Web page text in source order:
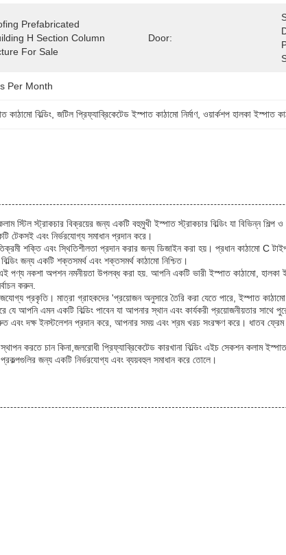
Prefabricated
H Section Column
For Sale
Door:
Per Month
কাঠামো বিল্ডিং , জটিল প্রিফ্যাব্রিকেটেড ইস্পাত কাঠামো নির্মাণ, ওয়ার্কশপ হালকা ইস্পাত
স্টিল স্ট্রাকচার বিক্রয়ের জন্য একটি বহুমুখী ইস্পাত স্ট্রাকচার বিল্ডিং যা বিভিন্ন
টেকসই এবং নির্ভরযোগ্য সমাধান প্রদান করে।
শক্তি এবং স্থিতিশীলতা প্রদান করার জন্য ডিজাইন করা হয়। প্রধান কাঠামো C
জন্য একটি শক্তসমর্থ এবং শক্তসমর্থ কাঠামো নিশ্চিত।
পণ্য নকশা অপশন নমনীয়তা উপলব্ধ করা হয়. আপনি একটি ভারী ইস্পাত কাঠামো, হালকা
করুন.
প্রকৃতি। মাত্রা গ্রাহকদের 'প্রয়োজন অনুসারে তৈরি করা যেতে পারে, ইস্পাত
যে আপনি এমন একটি বিল্ডিং পাবেন যা আপনার স্থান এবং কার্যকরী প্রয়োজনীয়তার সাথে
এবং দক্ষ ইনস্টলেশন প্রদান করে, আপনার সময় এবং শ্রম খরচ সংরক্ষণ করে। ধাতব ফ্রেম
করতে চান কিনা,জলরোধী প্রিফ্যাব্রিকেটেড কারখানা বিল্ডিং এইচ সেকশন কলাম
প্রকল্পগুলির জন্য একটি নির্ভরযোগ্য এবং ব্যয়বহুল সমাধান করে তোলে।